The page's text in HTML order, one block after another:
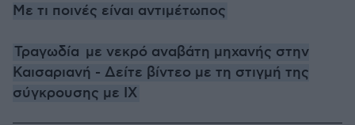
Με τι ποινές είναι αντιμέτωπος
Τραγωδία με νεκρό αναβάτη μηχανής στην
Καισαριανή - Δείτε βίντεο με τη στιγμή της
σύγκρουσης με ΙΧ